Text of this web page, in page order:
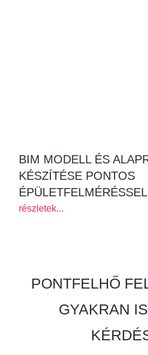
BIM MODELL ÉS
KÉSZÍTÉSE PONTOS
ÉPÜLETFELMÉRÉSSEL
részletek...
PONTFELHŐ
GYAKRAN